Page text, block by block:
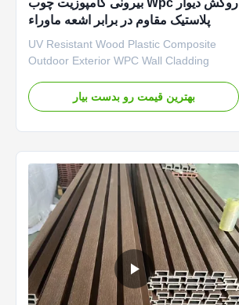
پلاستیک مقاوم در برابر اشعه ماوراء
بنفش
UV Resistant Wood Plastic Composite
Outdoor Exterior WPC Wall Cladding
and polymers, our WPC wall panels offer
a sustainable alternative to natural timber.
بهترین قیمت رو بدست بیار